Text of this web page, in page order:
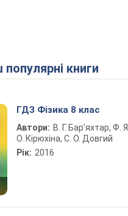
популярні книги
ГДЗ Фізика 8 клас
Автори: В. Г. Бар’яхтар, Ф.
О. Кірюхіна, С. О. Довгий
Рік: 2016